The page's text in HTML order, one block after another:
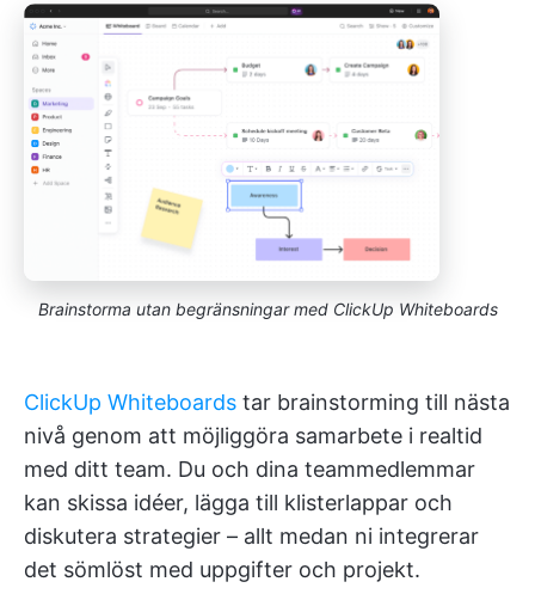
Brainstorma utan begränsningar med ClickUp Whiteboards
ClickUp Whiteboards tar brainstorming till nästa
nivå genom att möjliggöra samarbete i realtid
med ditt team. Du och dina teammedlemmar
kan skissa idéer, lägga till klisterlappar och
diskutera strategier – allt medan ni integrerar
det sömlöst med uppgifter och projekt.